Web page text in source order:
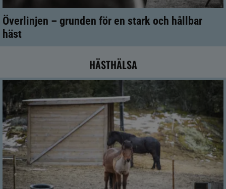
Överlinjen – grunden för en stark och hållbar
häst
HÄSTHÄLSA